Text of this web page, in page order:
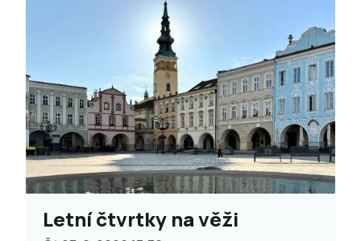
Letní čtvrtky na věži